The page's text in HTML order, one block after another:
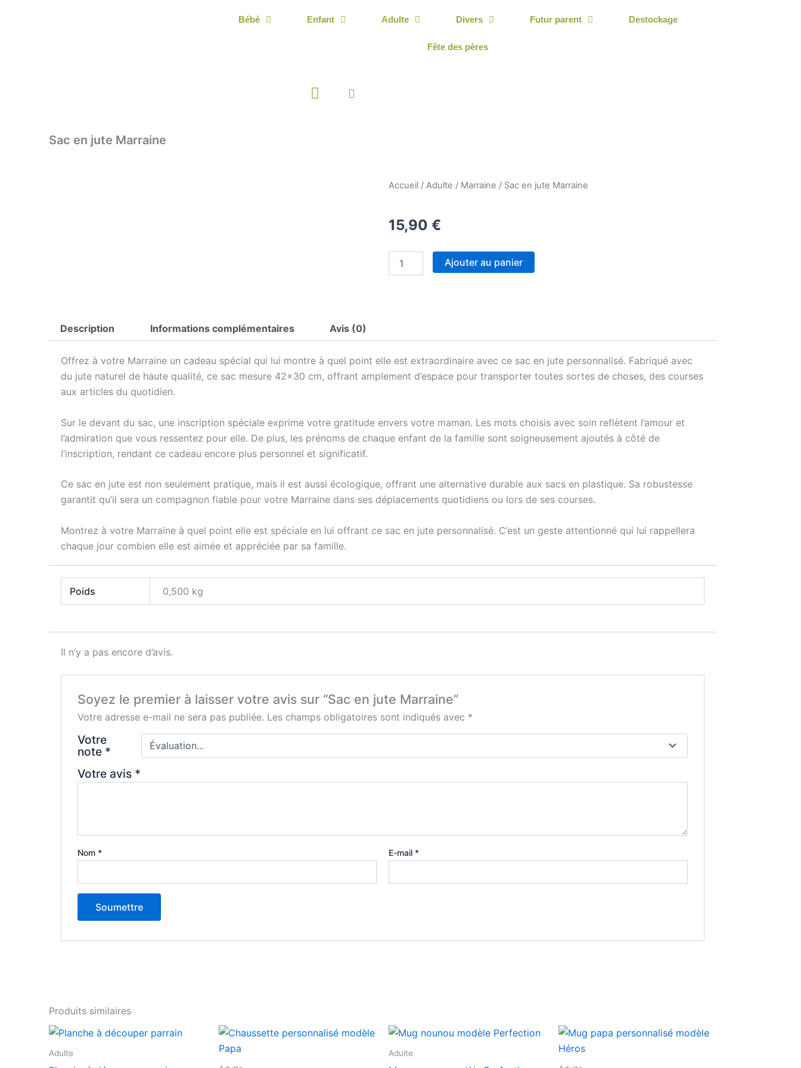
Bébé Enfant Adulte Divers Futur parent Destockage
Fête des pères
Panier
Sac en jute Marraine
Accueil / Adulte / Marraine / Sac en jute Marraine
15,90 €
Ajouter au panier
Description Informations complémentaires Avis (0)
Offrez à votre Marraine un cadeau spécial qui lui montre à quel point elle est extraordinaire avec ce sac en jute personnalisé. Fabriqué avec
du jute naturel de haute qualité, ce sac mesure 42×30 cm, offrant amplement d’espace pour transporter toutes sortes de choses, des courses
aux articles du quotidien.
Sur le devant du sac, une inscription spéciale exprime votre gratitude envers votre maman. Les mots choisis avec soin reflètent l’amour et
l’admiration que vous ressentez pour elle. De plus, les prénoms de chaque enfant de la famille sont soigneusement ajoutés à côté de
l’inscription, rendant ce cadeau encore plus personnel et significatif.
Ce sac en jute est non seulement pratique, mais il est aussi écologique, offrant une alternative durable aux sacs en plastique. Sa robustesse
garantit qu’il sera un compagnon fiable pour votre Marraine dans ses déplacements quotidiens ou lors de ses courses.
Montrez à votre Marraine à quel point elle est spéciale en lui offrant ce sac en jute personnalisé. C’est un geste attentionné qui lui rappellera
chaque jour combien elle est aimée et appréciée par sa famille.
Poids 0,500 kg
Il n’y a pas encore d’avis.
Soyez le premier à laisser votre avis sur “Sac en jute Marraine”
Votre adresse e-mail ne sera pas publiée. Les champs obligatoires sont indiqués avec *
Votre
note *
Votre avis *
Nom * E-mail *
Produits similaires
Adulte
Ce
Adulte